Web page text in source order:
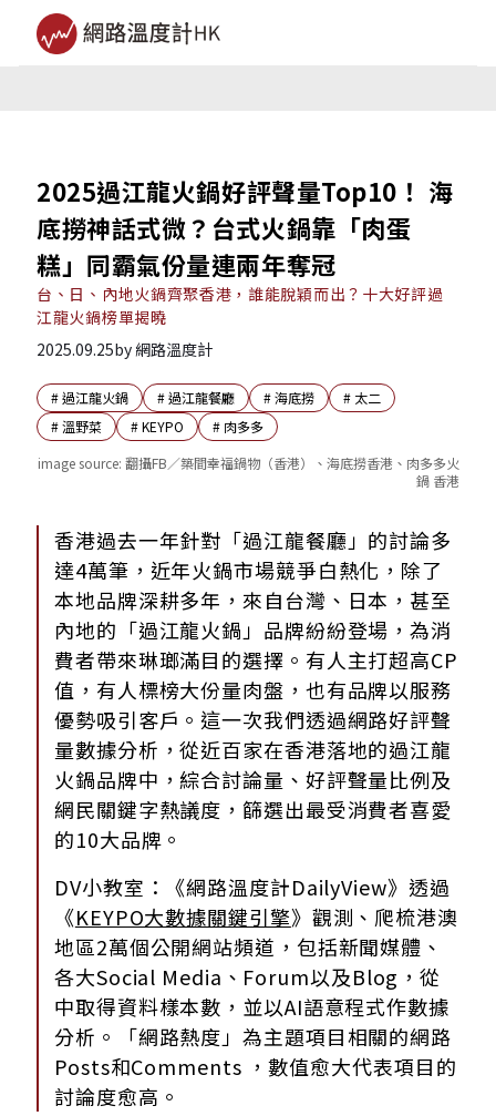
2025過江龍火鍋好評聲量Top10！ 海
底撈神話式微？台式火鍋靠「肉蛋
糕」同霸氣份量連兩年奪冠
台、日、內地火鍋齊聚香港，誰能脫穎而出？十大好評過
江龍火鍋榜單揭曉
2025.09.25by網路溫度計
#過江龍火鍋 #過江龍餐廳 #海底撈 # 太二
#溫野菜 #KEYPO # 肉多多
image source: 翻攝FB／築間幸福鍋物（香港）、海底撈香港、肉多多火
鍋 香港
香港過去一年針對「過江龍餐廳」的討論多
達4萬筆，近年火鍋市場競爭白熱化，除了
本地品牌深耕多年，來自台灣、日本，甚至
內地的「過江龍火鍋」品牌紛紛登場，為消
費者帶來琳瑯滿目的選擇。有人主打超高CP
值，有人標榜大份量肉盤，也有品牌以服務
優勢吸引客戶。這一次我們透過網路好評聲
量數據分析，從近百家在香港落地的過江龍
火鍋品牌中，綜合討論量、好評聲量比例及
網民關鍵字熱議度，篩選出最受消費者喜愛
的10大品牌。
DV小教室：《網路溫度計DailyView》透過
《KEYPO大數據關鍵引擎》觀測、爬梳港澳
地區2萬個公開網站頻道，包括新聞媒體、
各大Social Media、Forum以及Blog，從
中取得資料樣本數，並以AI語意程式作數據
分析。「網路熱度」為主題項目相關的網路
Posts和Comments ，數值愈大代表項目的
討論度愈高。